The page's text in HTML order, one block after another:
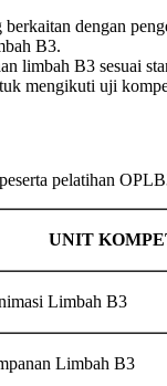
dengan
B3.
limbah B3 sesuai
mengikuti uji
pelatihan
UNIT
Limbah B3
Limbah B3